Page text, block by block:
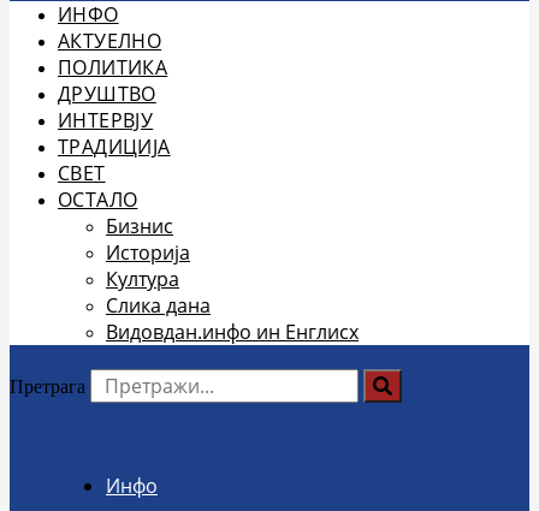
ИНФО
АКТУЕЛНО
ПОЛИТИКА
ДРУШТВО
ИНТЕРВЈУ
ТРАДИЦИЈА
СВЕТ
ОСТАЛО
Бизнис
Историја
Култура
Слика дана
Видовдан.инфо ин Енглисх
Претрага
Инфо